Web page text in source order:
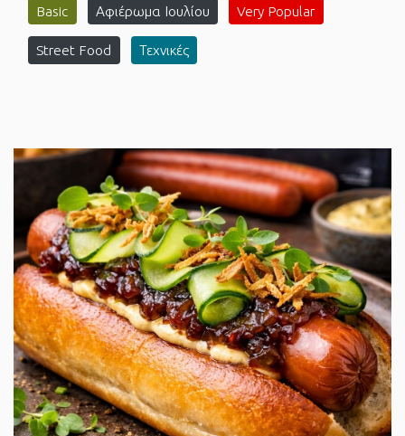
Basic Αφιέρωμα Ιουλίου Very Popular
Street Food Τεχνικές